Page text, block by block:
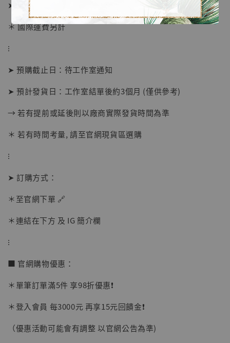
【店內現貨】海賊王 系列蒐藏雕像 布魯克達
➤ 價格 4580元 (訂金1980)
＊ 國際運費另計
⁝
➤ 預購截止日：待工作室通知
➤ 預計發貨日：工作室結單後約3個月 (僅供參考)
→ 若有提前或延後則以廠商實際發貨時間為準
＊ 若有時間考量, 請至官網現貨區選購
⁝
➤ 訂購方式：
＊至官網下單 🔗
＊連結在下方 及 IG 簡介欄
⁝
■ 官網購物優惠：
＊單筆訂單滿5件 享98折優惠❗️
＊登入會員 每3000元 再享15元回饋金❗️
（優惠活動可能會有調整 以官網公告為準)